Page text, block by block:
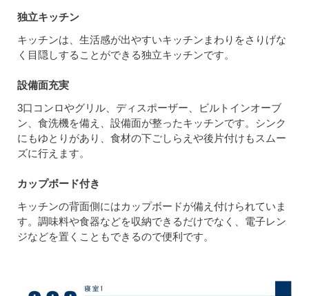
独立キッチン
キッチンは、生活感が出やすいキッチンまわりをさりげな
く目隠しすることができる独立キッチンです。
設備面充実
3口コンロやグリル、ディスポーザー、ビルトインオーブ
ン、食洗機を備え、設備面が整ったキッチンです。シンク
にもゆとりがあり、食材の下ごしらえや後片付けもスムー
ズに行えます。
カップボード付き
キッチンの背面側にはカップボードが備え付けられていま
す。調味料や食器などを収納できるだけでなく、電子レン
ジなどを置くこともできるので便利です。